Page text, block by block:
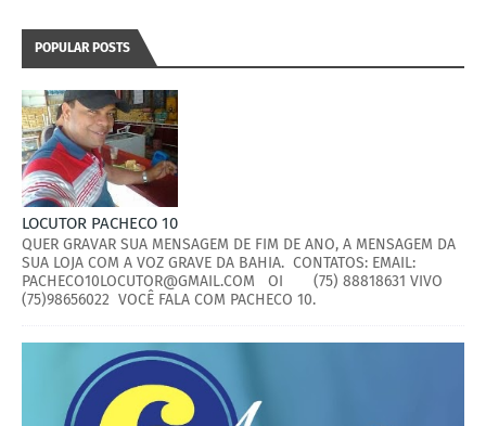
POPULAR POSTS
LOCUTOR PACHECO 10
QUER GRAVAR SUA MENSAGEM DE FIM DE ANO, A MENSAGEM DA
SUA LOJA COM A VOZ GRAVE DA BAHIA. CONTATOS: EMAIL:
PACHECO10LOCUTOR@GMAIL.COM OI (75) 88818631 VIVO
(75)98656022 VOCÊ FALA COM PACHECO 10.